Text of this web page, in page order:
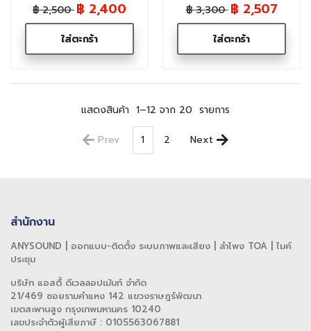
Megaphone(23W) with
Siren Signal
฿ 2,500฿ 2,400
ใส่ตะกร้า
Megaphone with
Whistle
฿ 3,300 ฿ 2,507
ใส่ตะกร้า
แสดงสินค้า 1–12 จาก 20 รายการ
Prev 1 2 Next
สำนักงาน
ANYSOUND | ออกแบบ-ติดตั้ง ระบบภาพและเสียง | ลำโพง TOA | ไมค์
ประชุม
บริษัท แอสตี้ ดีเวลลอปเม้นท์ จำกัด
21/469 ซอยรามคำแหง 142 แขวงราษฎร์พัฒนา
เขตสะพานสูง กรุงเทพมหานคร 10240
เลขประจำตัวผู้เสียภาษี : 0105563067881